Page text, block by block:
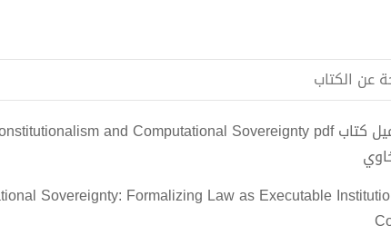
عن الكتاب
Sovereignty: Formalizing Law as Executable